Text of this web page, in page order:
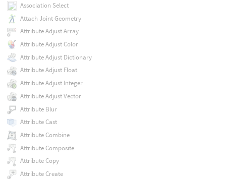
Association Select
Attach Joint Geometry
Attribute Adjust Array
Attribute Adjust Color
Attribute Adjust Dictionary
Attribute Adjust Float
Attribute Adjust Integer
Attribute Adjust Vector
Attribute Blur
Attribute Cast
Attribute Combine
Attribute Composite
Attribute Copy
Attribute Create